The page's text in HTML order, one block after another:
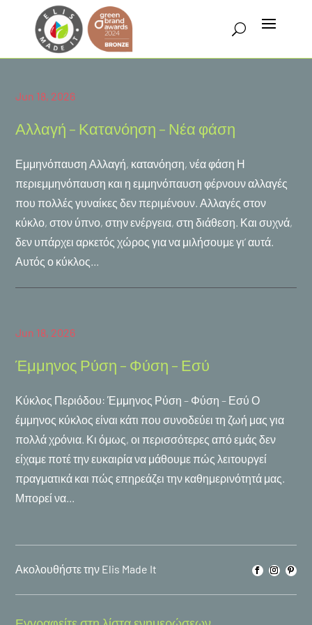
Jun 18, 2026
Αλλαγή – Κατανόηση – Νέα φάση
Εμμηνόπαυση Αλλαγή, κατανόηση, νέα φάση Η
περιεμμηνόπαυση και η εμμηνόπαυση φέρνουν αλλαγές
που πολλές γυναίκες δεν περιμένουν. Αλλαγές στον
κύκλο, στον ύπνο, στην ενέργεια, στη διάθεση. Και συχνά,
δεν υπάρχει αρκετός χώρος για να μιλήσουμε γι’ αυτά.
Αυτός ο κύκλος...
Jun 18, 2026
Έμμηνος Ρύση – Φύση – Εσύ
Κύκλος Περιόδου: Έμμηνος Ρύση – Φύση – Εσύ Ο
έμμηνος κύκλος είναι κάτι που συνοδεύει τη ζωή μας για
πολλά χρόνια. Κι όμως, οι περισσότερες από εμάς δεν
είχαμε ποτέ την ευκαιρία να μάθουμε πώς λειτουργεί
πραγματικά και πώς επηρεάζει την καθημερινότητά μας.
Μπορεί να...